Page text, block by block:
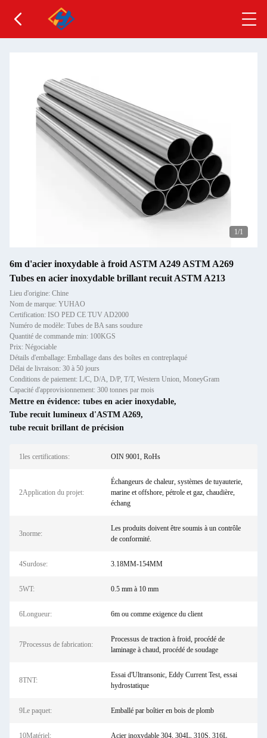
1/1
6m d'acier inoxydable à froid ASTM A249 ASTM A269
Tubes en acier inoxydable brillant recuit ASTM A213
Lieu d'origine: Chine
Nom de marque: YUHAO
Certification: ISO PED CE TUV AD2000
Numéro de modèle: Tubes de BA sans soudure
Quantité de commande min: 100KGS
Prix: Négociable
Détails d'emballage: Emballage dans des boîtes en contreplaqué
Délai de livraison: 30 à 50 jours
Conditions de paiement: L/C, D/A, D/P, T/T, Western Union, MoneyGram
Capacité d'approvisionnement: 300 tonnes par mois
Mettre en évidence: tubes en acier inoxydable,
Tube recuit lumineux d'ASTM A269,
tube recuit brillant de précision
1les certifications: OIN 9001, RoHs
2Application du projet:
Échangeurs de chaleur, systèmes de tuyauterie,
marine et offshore, pétrole et gaz, chaudière,
échang
3norme:
Les produits doivent être soumis à un contrôle
de conformité.
4Surdose: 3.18MM-154MM
5WT: 0.5 mm à 10 mm
6Longueur: 6m ou comme exigence du client
7Processus de fabrication:
Processus de traction à froid, procédé de
laminage à chaud, procédé de soudage
8TNT:
Essai d'Ultransonic, Eddy Current Test, essai
hydrostatique
9Le paquet: Emballé par boîtier en bois de plomb
10Matériel: Acier inoxydable 304, 304L, 310S, 316L